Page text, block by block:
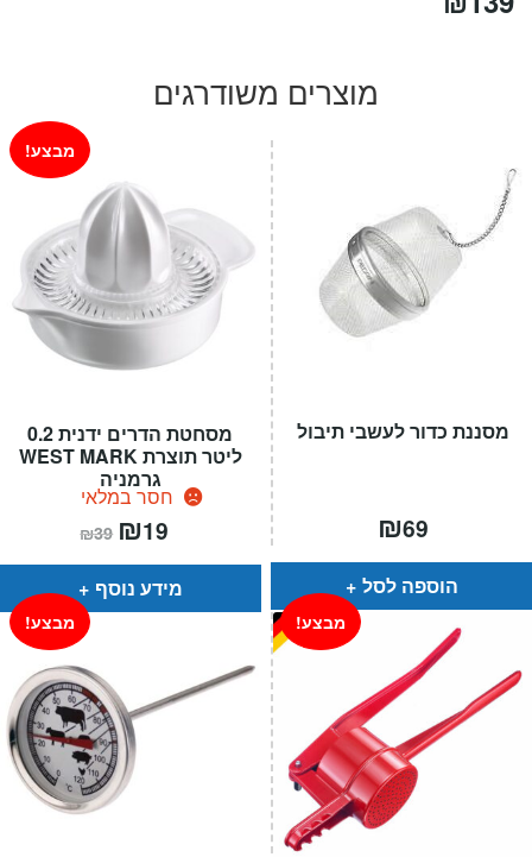
מוצרים משודרגים
מסחטת הדרים ידנית 0.2
ליטר תוצרת WEST MARK
גרמניה
חסר במלאי
מבצע!
₪39 המחיר
המקורי
היה:
₪39.
₪19
הוא:
מידע נוסף
מסננת כדור לעשבי תיבול
₪69
הוספה לסל
מבצע! מבצע!